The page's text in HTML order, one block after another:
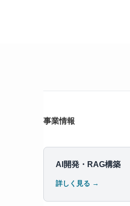
事業情報
AI開発・RAG構築
詳しく見る →